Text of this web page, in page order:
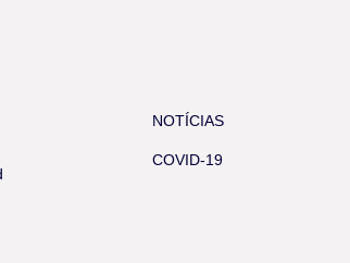
NOTÍCIAS
COVID-19